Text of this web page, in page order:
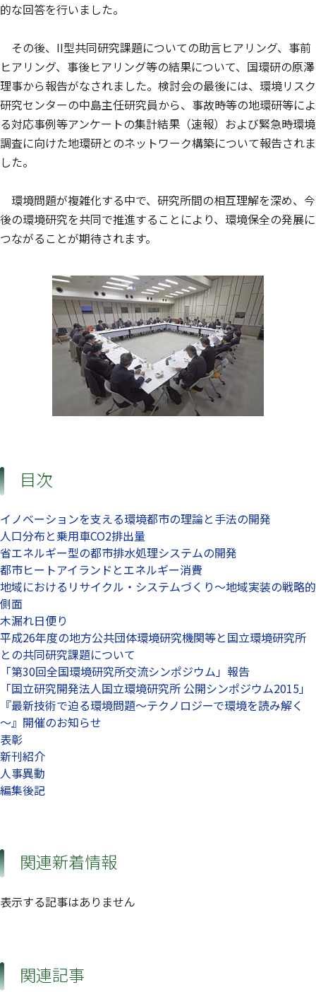
的な回答を行いました。
その後、II型共同研究課題についての助言ヒアリング、事前
ヒアリング、事後ヒアリング等の結果について、国環研の原澤
理事から報告がなされました。検討会の最後には、環境リスク
研究センターの中島主任研究員から、事故時等の地環研等によ
る対応事例等アンケートの集計結果（速報）および緊急時環境
調査に向けた地環研とのネットワーク構築について報告されま
した。
環境問題が複雑化する中で、研究所間の相互理解を深め、今
後の環境研究を共同で推進することにより、環境保全の発展に
つながることが期待されます。
目次
イノベーションを支える環境都市の理論と手法の開発
人口分布と乗用車CO2排出量
省エネルギー型の都市排水処理システムの開発
都市ヒートアイランドとエネルギー消費
地域におけるリサイクル・システムづくり～地域実装の戦略的
側面
木漏れ日便り
平成26年度の地方公共団体環境研究機関等と国立環境研究所
との共同研究課題について
「第30回全国環境研究所交流シンポジウム」報告
「国立研究開発法人国立環境研究所 公開シンポジウム2015」
『最新技術で迫る環境問題～テクノロジーで環境を読み解く
～』開催のお知らせ
表彰
新刊紹介
人事異動
編集後記
関連新着情報
表示する記事はありません
関連記事